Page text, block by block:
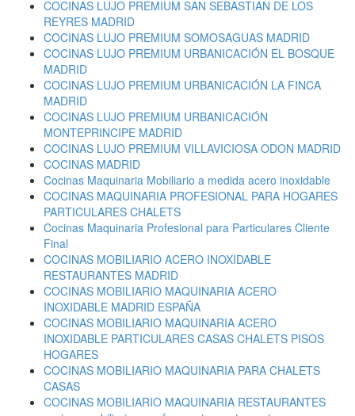
COCINAS LUJO PREMIUM SAN SEBASTIAN DE LOS
REYRES MADRID
COCINAS LUJO PREMIUM SOMOSAGUAS MADRID
COCINAS LUJO PREMIUM URBANICACIÓN EL BOSQUE
MADRID
COCINAS LUJO PREMIUM URBANICACIÓN LA FINCA
MADRID
COCINAS LUJO PREMIUM URBANICACIÓN
MONTEPRINCIPE MADRID
COCINAS LUJO PREMIUM VILLAVICIOSA ODON MADRID
COCINAS MADRID
Cocinas Maquinaria Mobiliario a medida acero inoxidable
COCINAS MAQUINARIA PROFESIONAL PARA HOGARES
PARTICULARES CHALETS
Cocinas Maquinaria Profesional para Particulares Cliente
Final
COCINAS MOBILIARIO ACERO INOXIDABLE
RESTAURANTES MADRID
COCINAS MOBILIARIO MAQUINARIA ACERO
INOXIDABLE MADRID ESPAÑA
COCINAS MOBILIARIO MAQUINARIA ACERO
INOXIDABLE PARTICULARES CASAS CHALETS PISOS
HOGARES
COCINAS MOBILIARIO MAQUINARIA PARA CHALETS
CASAS
COCINAS MOBILIARIO MAQUINARIA RESTAURANTES